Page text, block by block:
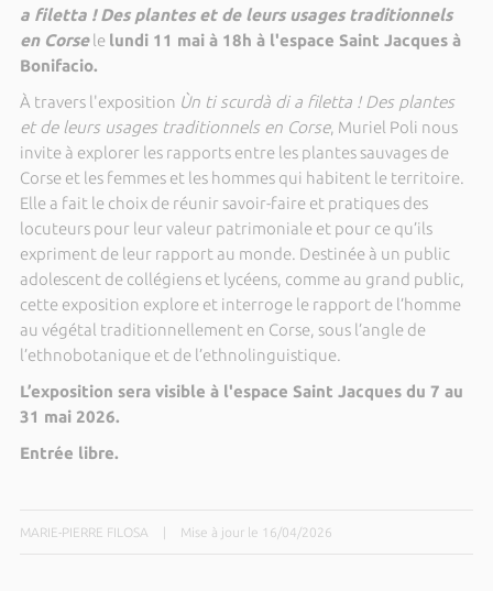
a filetta ! Des plantes et de leurs usages traditionnels
en Corsele lundi 11 mai à 18h à l'espace Saint Jacques à
Bonifacio.
À travers l'exposition Ùn ti scurdà di a filetta ! Des plantes
et de leurs usages traditionnels en Corse, Muriel Poli nous
invite à explorer les rapports entre les plantes sauvages de
Corse et les femmes et les hommes qui habitent le territoire.
Elle a fait le choix de réunir savoir-faire et pratiques des
locuteurs pour leur valeur patrimoniale et pour ce qu’ils
expriment de leur rapport au monde. Destinée à un public
adolescent de collégiens et lycéens, comme au grand public,
cette exposition explore et interroge le rapport de l’homme
au végétal traditionnellement en Corse, sous l’angle de
l’ethnobotanique et de l’ethnolinguistique.
L’exposition sera visible à l'espace Saint Jacques du 7 au
31 mai 2026.
Entrée libre.
MARIE-PIERRE FILOSA Mise à jour le 16/04/2026